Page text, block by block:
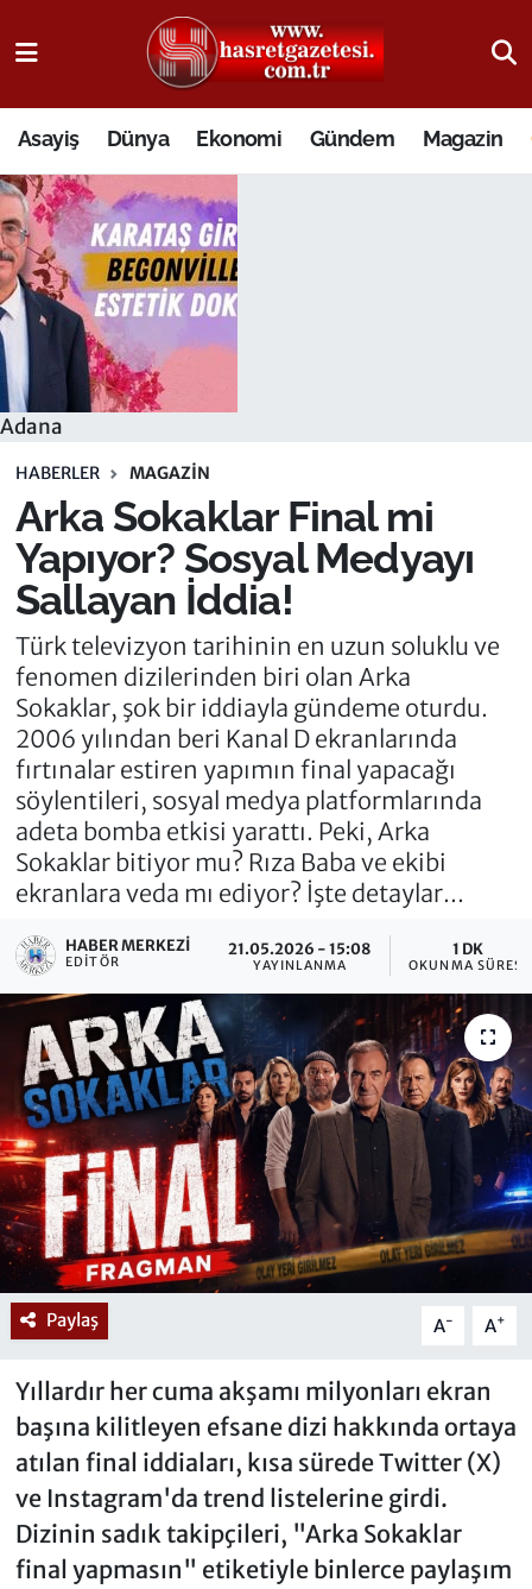
Asayiş Dünya Ekonomi Gündem Magazin
Adana
HABERLER MAGAZIN
Arka Sokaklar Final mi
Yapıyor? Sosyal Medyayı
Sallayan İddia!
Türk televizyon tarihinin en uzun soluklu ve
fenomen dizilerinden biri olan Arka
Sokaklar, şok bir iddiayla gündeme oturdu.
2006 yılından beri Kanal D ekranlarında
fırtınalar estiren yapımın final yapacağı
söylentileri, sosyal medya platformlarında
adeta bomba etkisi yarattı. Peki, Arka
Sokaklar bitiyor mu? Rıza Baba ve ekibi
ekranlara veda mı ediyor? İşte detaylar...
HABER MERKEZI
EDITÖR
21.05.2026 - 15:08
YAYINLANMA
1 DK
OKUNMA SÜRESI
Paylaş A- A+
Yıllardır her cuma akşamı milyonları ekran
başına kilitleyen efsane dizi hakkında ortaya
atılan final iddiaları, kısa sürede Twitter (X)
ve Instagram'da trend listelerine girdi.
Dizinin sadık takipçileri, "Arka Sokaklar
final yapmasın" etiketiyle binlerce paylaşım
Osmaniye Nöbetçi Eczaneler
Osmaniye Hava Durumu
Osmaniye Trafik Yoğunluk Haritası
Süper Lig Puan Durumu ve Fikstür
Tüm Manşetler
Son Dakika Haberleri